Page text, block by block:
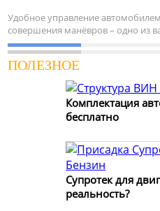
Удобное управление
совершения манёвров – одно из
ПОЛЕЗНОЕ
Комплектация
бесплатно
Супротек для
реальность?